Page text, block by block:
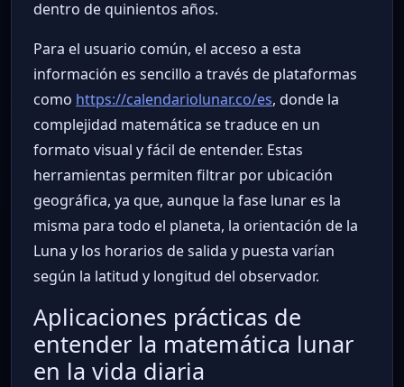
dentro de quinientos años.
Para el usuario común, el acceso a esta
información es sencillo a través de plataformas
como https://calendariolunar.co/es, donde la
complejidad matemática se traduce en un
formato visual y fácil de entender. Estas
herramientas permiten filtrar por ubicación
geográfica, ya que, aunque la fase lunar es la
misma para todo el planeta, la orientación de la
Luna y los horarios de salida y puesta varían
según la latitud y longitud del observador.
Aplicaciones prácticas de
entender la matemática lunar
en la vida diaria